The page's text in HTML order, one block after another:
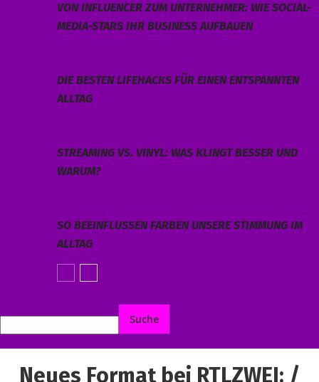
VON INFLUENCER ZUM UNTERNEHMER: WIE SOCIAL-
MEDIA-STARS IHR BUSINESS AUFBAUEN
DIE BESTEN LIFEHACKS FÜR EINEN ENTSPANNTEN
ALLTAG
STREAMING VS. VINYL: WAS KLINGT BESSER UND
WARUM?
SO BEEINFLUSSEN FARBEN UNSERE STIMMUNG IM
ALLTAG
Neues Format bei RTLZWEI: /